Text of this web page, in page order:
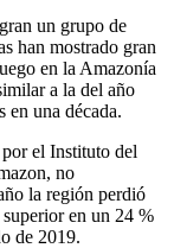
un grupo de
han mostrado gran
en la Amazonía
a la del año
en una década.
el Instituto del
no
la región perdió
en un 24 %
de 2019.